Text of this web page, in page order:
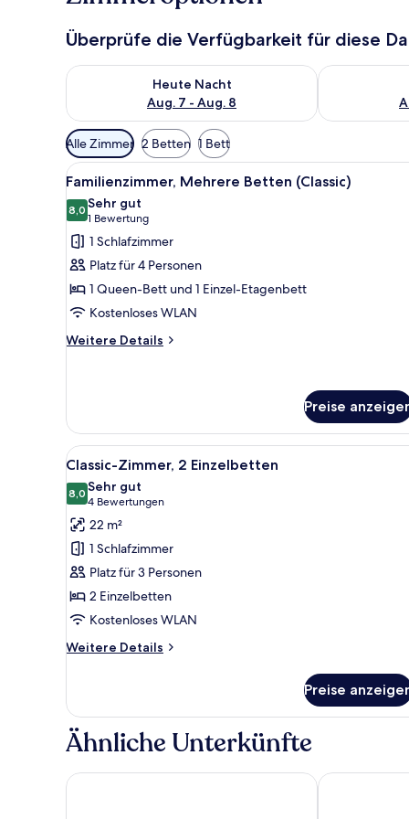
Überprüfe die Verfügbarkeit für diese
Heute Nacht
Aug. 7 - Aug. 8
Überprüfe die Verfügbarkeit für heute Nacht, Aug. 7
Überprüfe
Verfügbare
Filter
für
Zimmer
Alle Zimmer 2 Betten 1 Bett
Alle
Fotos
für
Familienzimmer,
Mehrere
Betten
(Classic)
anzeigen
Familienzimmer, Mehrere
7
Familienzimmer, Mehrere Betten (Classic)
8,08,0 von 10
Sehr gut
1 Bewertung
(1
Bewertung)
1 Schlafzimmer
Platz für 4 Personen
1 Queen-Bett und 1 Einzel-Etagenbett
Kostenloses WLAN
Weitere Details
Weitere
Betten
(Classic)
Preise
Alle
Fotos
für
Classic-
Zimmer,
2 Einzelbetten
anzeigen
Ein Hotelzimmer mit
4
Classic-Zimmer, 2 Einzelbetten
8,08,0 von 10
Sehr gut
4 Bewertungen
(4
Bewertungen)
22 m²
1 Schlafzimmer
Platz für 3 Personen
2 Einzelbetten
Kostenloses WLAN
Weitere Details
Weitere
Zimmer,
2 Einzelbetten
Preise
Ähnliche Unterkünfte
Eklo Hotels Paris Porte de Versailles ibis Paris